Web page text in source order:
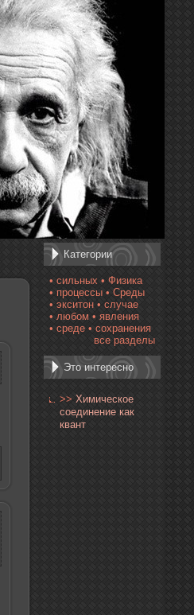
Категории
• сильных • Физика
• процессы • Среды
• экситон • случае
• любом • явления
• среде • сохранения
все разделы
Это интересно
>> Химическое
соединение как
квант